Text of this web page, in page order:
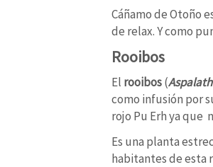
Cáñamo de Otoño
de relax. Y como
Rooibos
El rooibos(
como infusión por
rojo Pu Erh ya que
Es una planta
habitantes de esta